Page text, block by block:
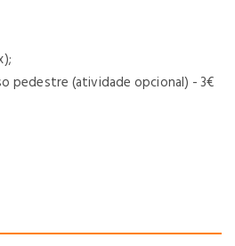
pedestre (atividade opcional) - 3€